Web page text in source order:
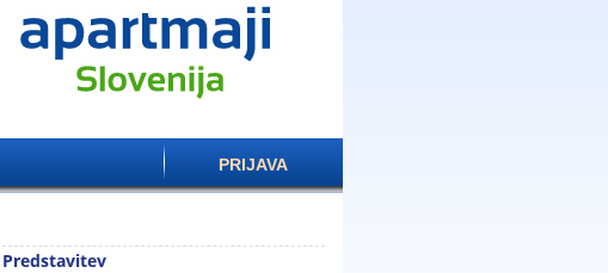
PRIJAVA
Predstavitev